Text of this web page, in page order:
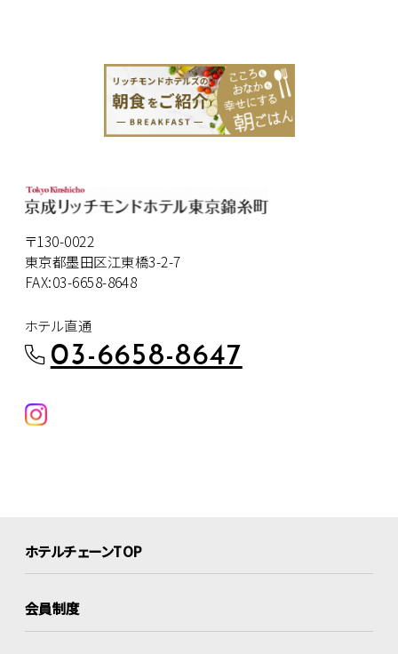
〒130-0022
東京都墨田区江東橋3-2-7
FAX:03-6658-8648
ホテル直通
03-6658-8647
ホテルチェーンTOP
会員制度